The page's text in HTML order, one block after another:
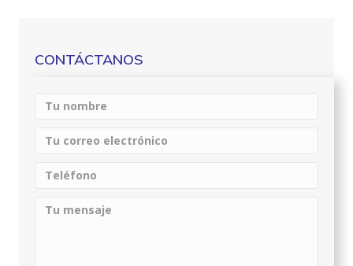
CONTÁCTANOS